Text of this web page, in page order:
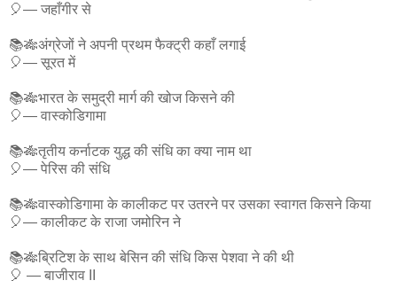
🎈— जहाँगीर से
📚🎋अंग्रेजों ने अपनी प्रथम फैक्ट्री कहाँ लगाई
🎈— सूरत में
📚🎋भारत के समुद्री मार्ग की खोज किसने की
🎈— वास्कोडिगामा
📚🎋तृतीय कर्नाटक युद्ध की संधि का क्या नाम था
🎈— पेरिस की संधि
📚🎋वास्कोडिगामा के कालीकट पर उतरने पर उसका स्वागत किसने किया
🎈— कालीकट के राजा जमोरिन ने
📚🎋ब्रिटिश के साथ बेसिन की संधि किस पेशवा ने की थी
🎈 — बाजीराव II